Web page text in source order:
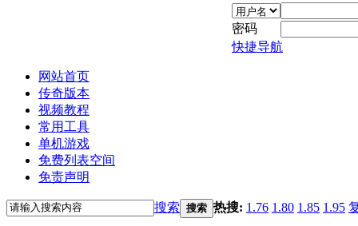
密码
快捷导航
网站首页
传奇版本
视频教程
常用工具
单机游戏
免费列表空间
免责声明
搜索 搜索 热搜: 1.76 1.80 1.85 1.95